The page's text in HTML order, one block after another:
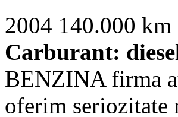
2004 140.000 km
Carburant:
BENZINA firma
oferim seriozitate